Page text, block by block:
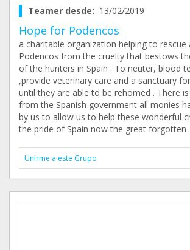
Teamer desde: 13/02/2019
Hope for Podencos
a charitable organization helping to rescue
Podencos from the cruelty that bestows
of the hunters in Spain . To neuter, blood
,provide veterinary care and a sanctuary
until they are able to be rehomed . There
from the Spanish government all monies
by us to allow us to help these wonderful
the pride of Spain now the great forgotten
Unirme a este Grupo